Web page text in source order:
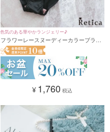
色気のある華やかランジェリー♪
フラワーレースヌーディーカラーブラジ
ャー＆ショーツ2点セット(A～F/65～80)
¥ 1,760 税込